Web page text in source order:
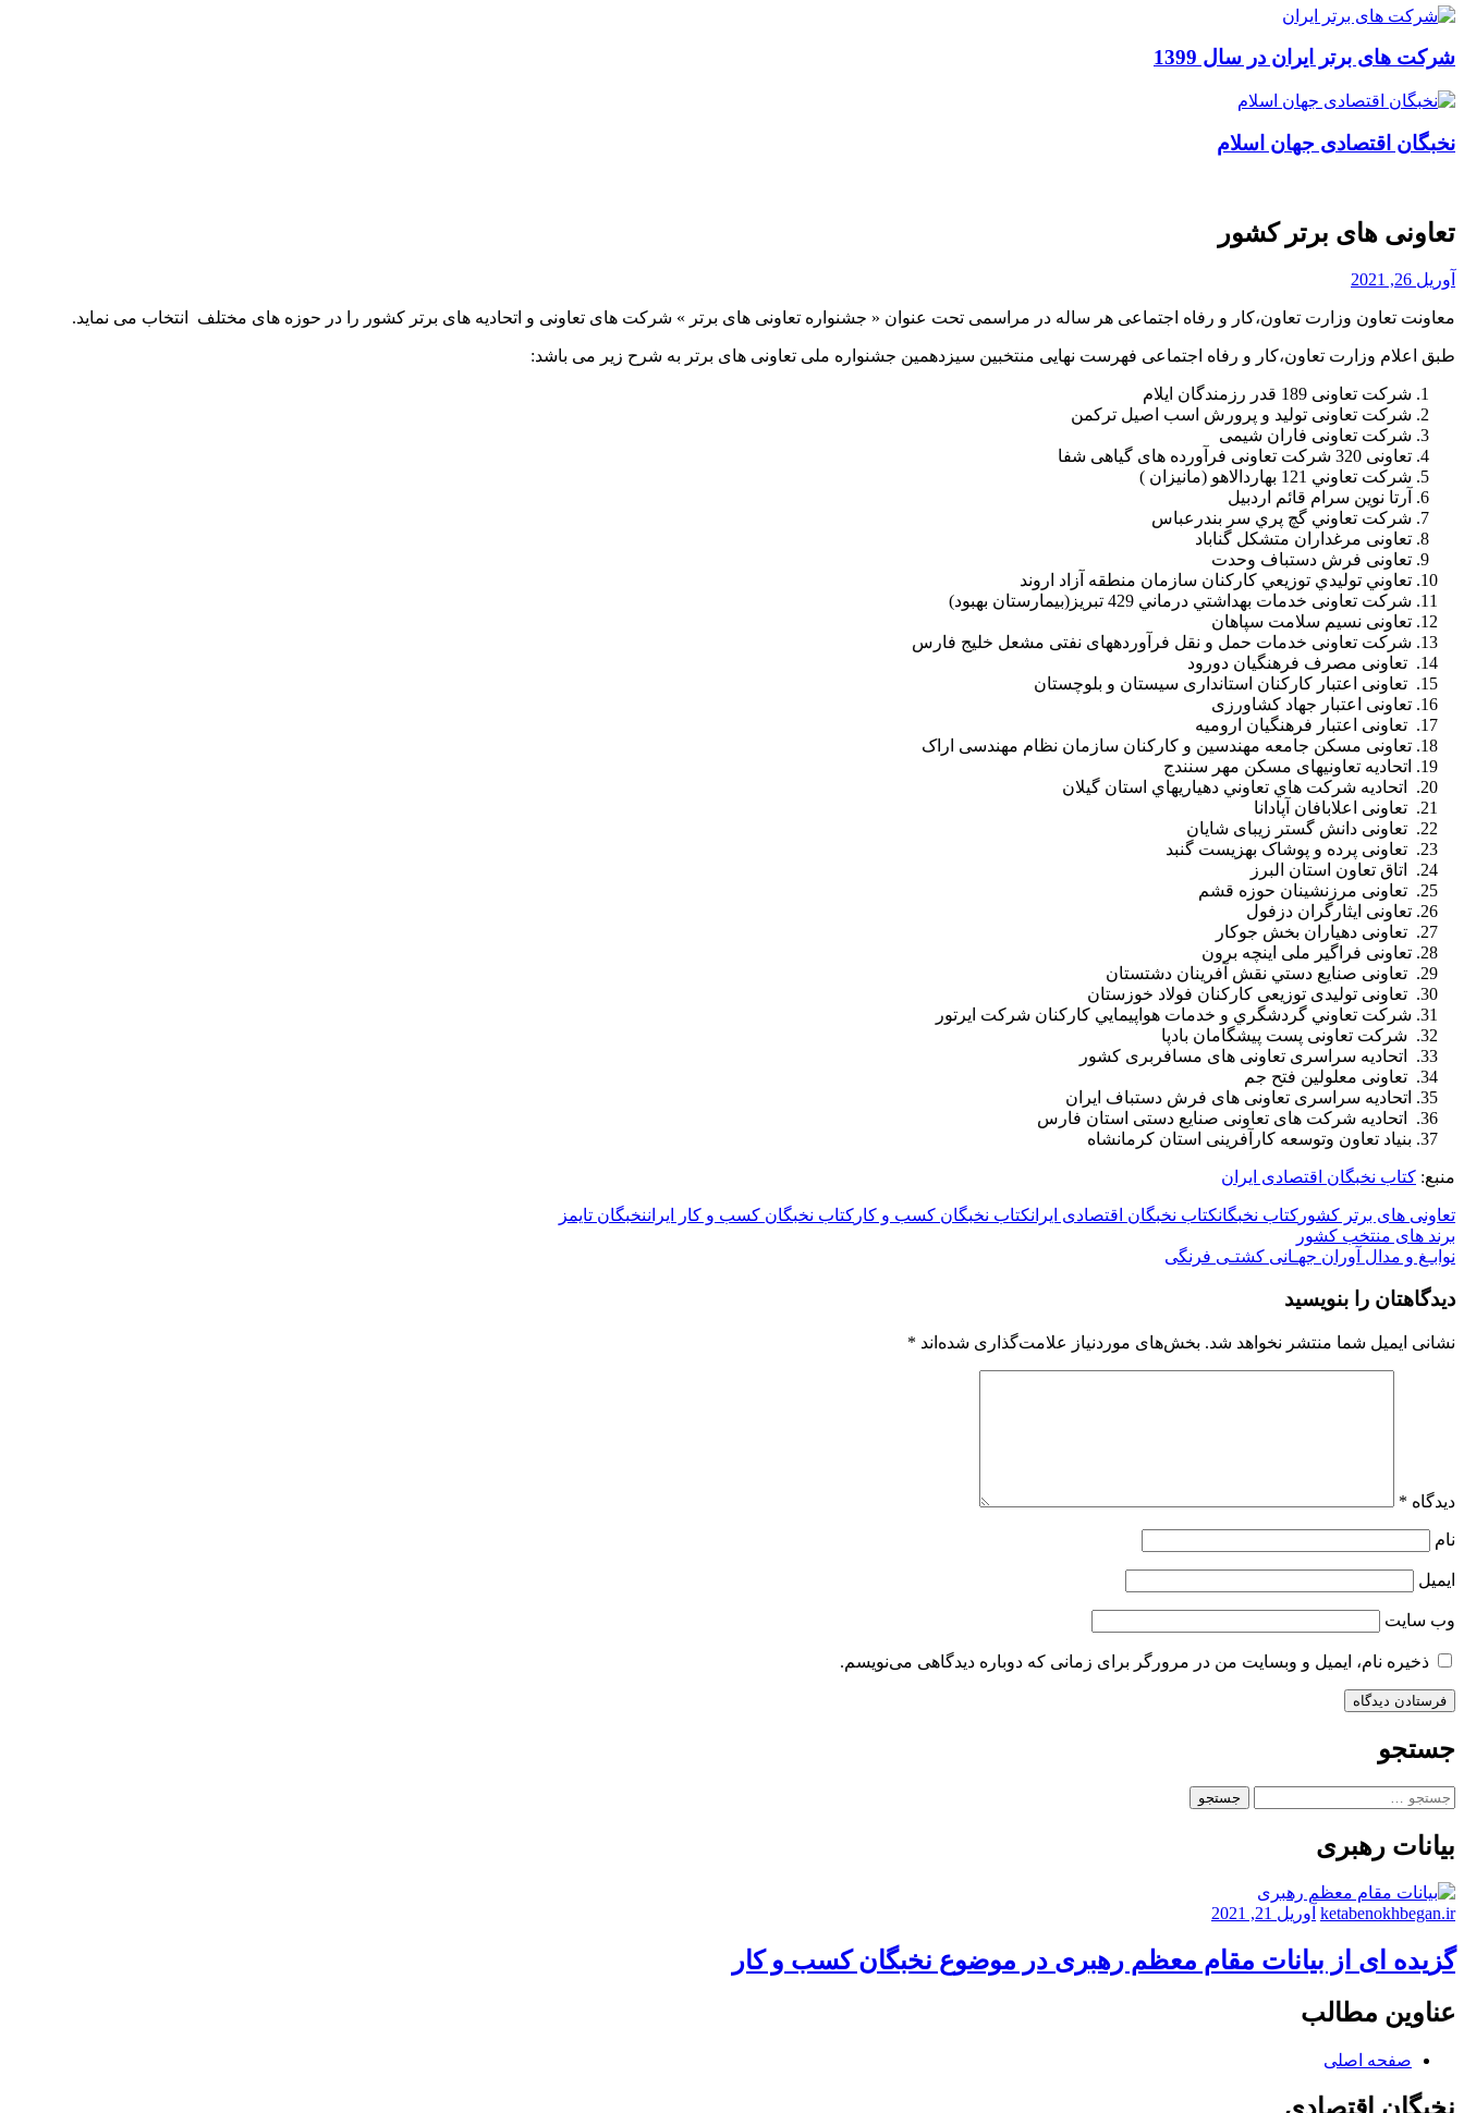
شرکت های برتر ایران در سال 1399
نخبگان اقتصادی جهان اسلام
تعاونی های برتر کشور
آوریل 26, 2021
معاونت تعاون وزارت تعاون،کار و رفاه اجتماعی هر ساله در مراسمی تحت عنوان « جشنواره تعاونی های برتر » شرکت های تعاونی و اتحادیه های برتر کشور را در حوزه های مختلف انتخاب می نماید.
طبق اعلام وزارت تعاون،کار و رفاه اجتماعی فهرست نهایی منتخبین سیزدهمین جشنواره ملی تعاونی های برتر به شرح زیر می باشد:
شرکت تعاونی 189 قدر رزمندگان ایلام
شرکت تعاونی تولید و پرورش اسب اصیل ترکمن
شرکت تعاونی فاران شیمی
تعاونی 320 شرکت تعاونی فرآورده های گیاهی شفا
شرکت تعاوني 121 بهاردالاهو (مانیزان )
آرتا نوین سرام قائم اردبیل
شركت تعاوني گچ پري سر بندرعباس
تعاونی مرغداران متشکل گناباد
تعاونی فرش دستباف وحدت
تعاوني تولیدي توزیعي كاركنان سازمان منطقه آزاد اروند
شركت تعاونی خدمات بهداشتي درماني 429 تبریز(بیمارستان بهبود)
تعاونی نسیم سلامت سپاهان
شرکت تعاونی خدمات حمل و نقل فرآوردههای نفتی مشعل خلیج فارس
تعاونی مصرف فرهنگیان دورود
تعاونی اعتبار کارکنان استانداری سیستان و بلوچستان
تعاونی اعتبار جهاد کشاورزی
تعاونی اعتبار فرهنگیان ارومیه
تعاونی مسکن جامعه مهندسین و کارکنان سازمان نظام مهندسی اراک
اتحادیه تعاونیهای مسکن مهر سنندج
اتحادیه شركت هاي تعاوني دهیاریهاي استان گیلان
تعاونی اعلابافان آپادانا
تعاونی دانش گستر زیبای شایان
تعاونی پرده و پوشاک بهزیست گنبد
اتاق تعاون استان البرز
تعاونی مرزنشینان حوزه قشم
تعاونی ایثارگران دزفول
تعاونی دهیاران بخش جوکار
تعاونی فراگیر ملی اینچه برون
تعاونی صنایع دستي نقش آفرینان دشتستان
تعاونی تولیدی توزیعی کارکنان فولاد خوزستان
شركت تعاوني گردشگري و خدمات هواپیمایي كاركنان شركت ایرتور
شرکت تعاونی پست پیشگامان بادپا
اتحادیه سراسری تعاونی های مسافربری کشور
تعاونی معلولین فتح جم
اتحادیه سراسری تعاونی های فرش دستباف ایران
اتحادیه شرکت های تعاونی صنایع دستی استان فارس
بنیاد تعاون وتوسعه کارآفرینی استان کرمانشاه
منبع: کتاب نخبگان اقتصادی ایران
تعاونی های برتر کشور کتاب نخبگانکتاب نخبگان اقتصادی ایرانکتاب نخبگان کسب و کار کتاب نخبگان کسب و کار ایراننخبگان تایمز
راهبری
نوشته
برند های منتخب کشور
نوابـغ و مدال آوران جهـانی کشتـی فرنگی
دیدگاهتان را بنویسید
نشانی ایمیل شما منتشر نخواهد شد. بخش‌های موردنیاز علامت‌گذاری شده‌اند *
دیدگاه *
نام
ایمیل
وب‌ سایت
ذخیره نام، ایمیل و وبسایت من در مرورگر برای زمانی که دوباره دیدگاهی می‌نویسم.
جستجو
جستجو
بیانات رهبری
ketabenokhbegan.ir آوریل 21, 2021
گزیده ای از بیانات مقام معظم رهبری در موضوع نخبگان کسب و کار
عناوین مطالب
صفحه اصلی